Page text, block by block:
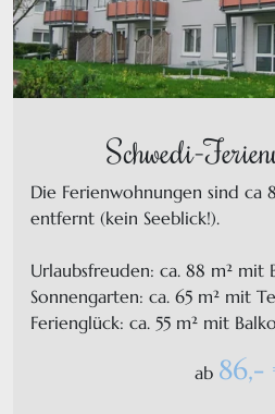
Schwedi-
Die Ferienwohnungen sind
entfernt (kein Seeblick!).
Urlaubsfreuden: ca. 88 m² mit
Sonnengarten: ca. 65 m² mit
Ferienglück: ca. 55 m² mit
ab